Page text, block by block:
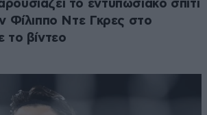
το εντυπωσιακό σπίτι
Φίλιππο Ντε Γκρες στο
το βίντεο